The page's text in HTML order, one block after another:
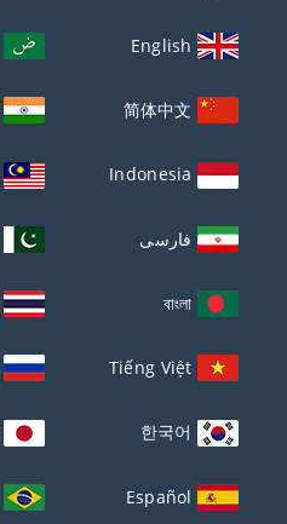
English
简体中文
Indonesia
فارسی
বাংলা
Tiếng Việt
한국어
Español